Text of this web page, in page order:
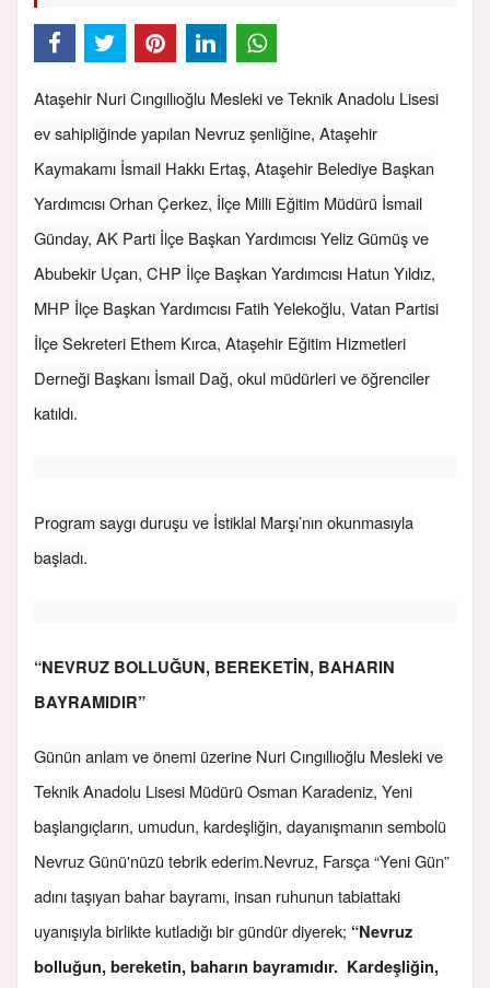
Ataşehir Nuri Cıngıllıoğlu Mesleki ve Teknik Anadolu Lisesi
ev sahipliğinde yapılan Nevruz şenliğine, Ataşehir
Kaymakamı İsmail Hakkı Ertaş, Ataşehir Belediye Başkan
Yardımcısı Orhan Çerkez, İlçe Milli Eğitim Müdürü İsmail
Günday, AK Parti İlçe Başkan Yardımcısı Yeliz Gümüş ve
Abubekir Uçan, CHP İlçe Başkan Yardımcısı Hatun Yıldız,
MHP İlçe Başkan Yardımcısı Fatih Yelekoğlu, Vatan Partisi
İlçe Sekreteri Ethem Kırca, Ataşehir Eğitim Hizmetleri
Derneği Başkanı İsmail Dağ, okul müdürleri ve öğrenciler
katıldı.
Program saygı duruşu ve İstiklal Marşı’nın okunmasıyla
başladı.
“NEVRUZ BOLLUĞUN, BEREKETİN, BAHARIN
BAYRAMIDIR”
Günün anlam ve önemi üzerine Nuri Cıngıllıoğlu Mesleki ve
Teknik Anadolu Lisesi Müdürü Osman Karadeniz, Yeni
başlangıçların, umudun, kardeşliğin, dayanışmanın sembolü
Nevruz Günü'nüzü tebrik ederim.Nevruz, Farsça “Yeni Gün”
adını taşıyan bahar bayramı, insan ruhunun tabiattaki
uyanışıyla birlikte kutladığı bir gündür diyerek; “Nevruz
bolluğun, bereketin, baharın bayramıdır. Kardeşliğin,